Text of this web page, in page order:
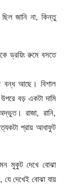
জানি না, কিন্তু
ড্রয়িং রুমে বসতে
বন্ধ আছে। বিশাল
বড় একটা দামি
রাজা, রানি,
প্রায় আধাফুট
মুকুট দেখে বোঝা
দেখেই বোঝা যায়